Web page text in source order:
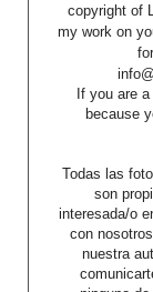
copyright of
my work on
If you are
because
Todas las
son
interesada/o
con
nuestra